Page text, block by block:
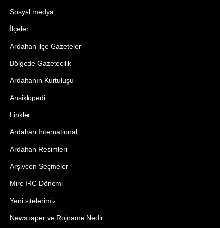
Sosyal medya
İlçeler
Ardahan ilçe Gazeteleri
Bölgede Gazetecilik
Ardahanın Kurtuluşu
Ansiklopedi
Linkler
Ardahan International
Ardahan Resimleri
Arşivden Seçmeler
Mirc İRC Dönemi
Yeni sitelerimiz
Newspaper ve Rojname Nedir